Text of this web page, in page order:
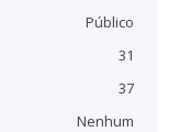
Público
31
37
Nenhum